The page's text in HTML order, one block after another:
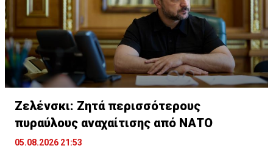
Ζελένσκι: Ζητά περισσότερους
πυραύλους αναχαίτισης από ΝΑΤΟ
05.08.2026 21:53